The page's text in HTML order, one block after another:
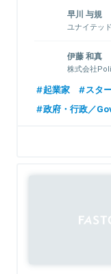
早川 与規
ユナイテッ
（営業職）。1998
学。1999年、株式
年、同社取締役副
ビスを展開する株
長CEOに就任。
モーションビート
ナイテッド株式会
伊藤 和真
株式会社
1998年生まれ、愛
俳句SNSアプリ『
却。18歳当時、
プラットフォーム
プ」の有識者委員
起業家 スタ
政府・行政／